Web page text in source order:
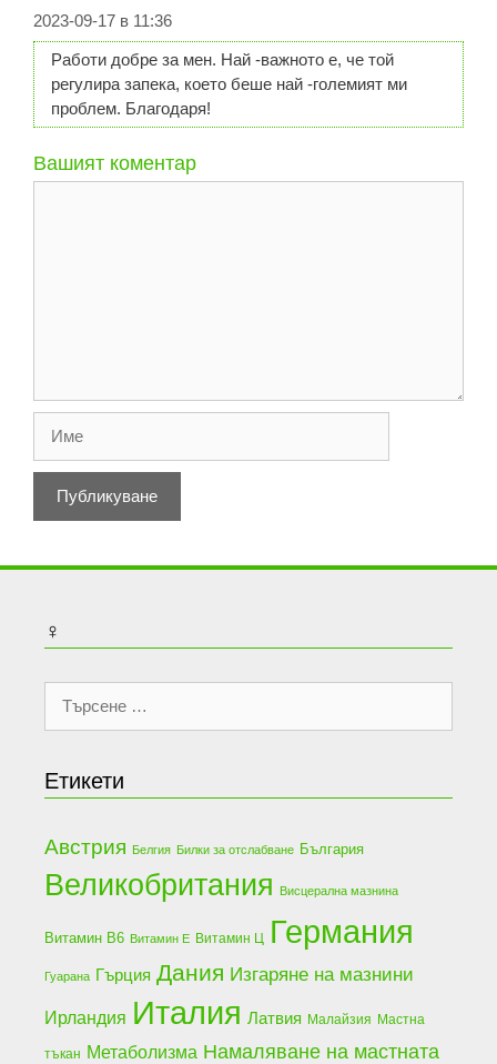
2023-09-17 в 11:36
Работи добре за мен. Най -важното е, че той
регулира запека, което беше най -големият ми
проблем. Благодаря!
Вашият коментар
♀
Търсене
Етикети
Австрия Белгия Билки за отслабване България
Великобритания Висцерална мазнина
Витамин В6 Витамин Е Витамин Ц Германия
Гуарана Гърция Дания Изгаряне на мазнини
Ирландия Италия Латвия Малайзия Мастна
тъкан Метаболизма Намаляване на мастната